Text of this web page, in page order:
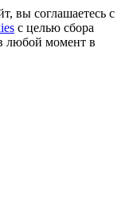
вы соглашаетесь с
с целью сбора
любой момент в